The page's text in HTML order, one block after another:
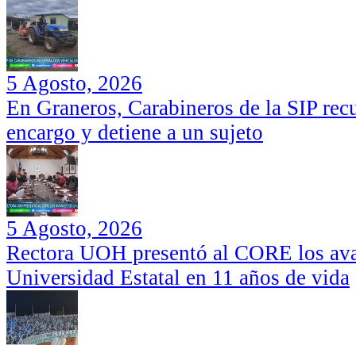
5 Agosto, 2026
En Graneros, Carabineros de la SIP
encargo y detiene a un sujeto
5 Agosto, 2026
Rectora UOH presentó al CORE los
Universidad Estatal en 11 años de vida